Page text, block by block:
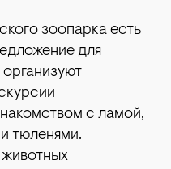
зоопарка есть
для
организуют
с ламой,
тюленями.